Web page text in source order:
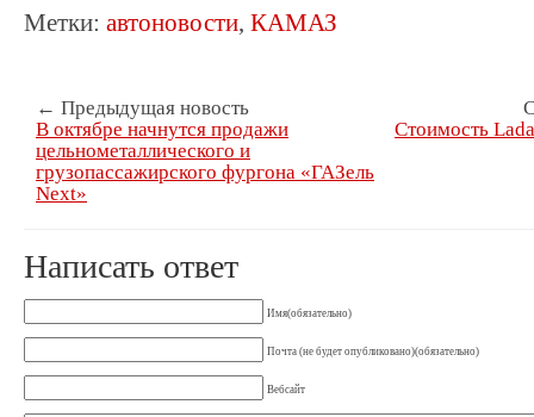
Метки: автоновости, КАМАЗ
← Предыдущая новость
В октябре начнутся продажи
цельнометаллического и
грузопассажирского фургона «ГАЗель
Next»
Стоимость
Написать ответ
Имя(обязательно)
Почта (не будет опубликовано)(обязательно)
Вебсайт